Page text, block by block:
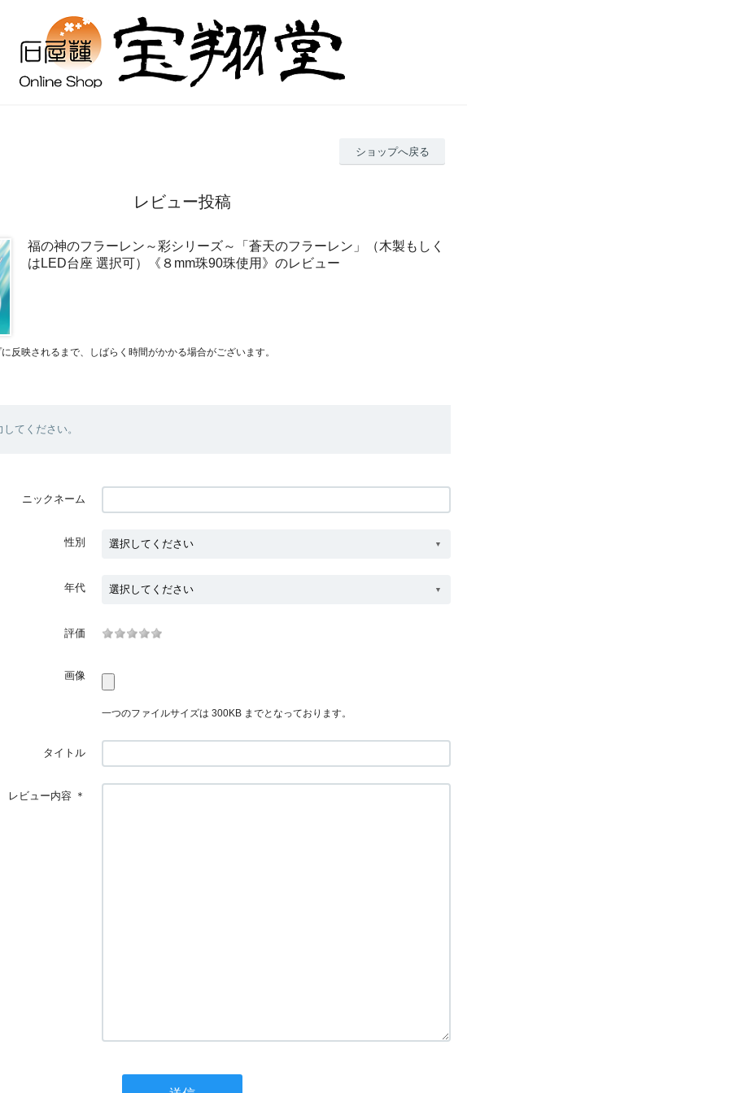
ショップへ戻る
レビュー投稿
福の神のフラーレン～彩シリーズ～「蒼天のフラーレン」（木製もしく
はLED台座 選択可）《８mm珠90珠使用》のレビュー
反映されるまで、しばらく時間がかかる場合がございます。
てください。
ニックネーム
性別
年代
評価
画像
一つのファイルサイズは 300KB までとなっております。
タイトル
レビュー内容 ＊